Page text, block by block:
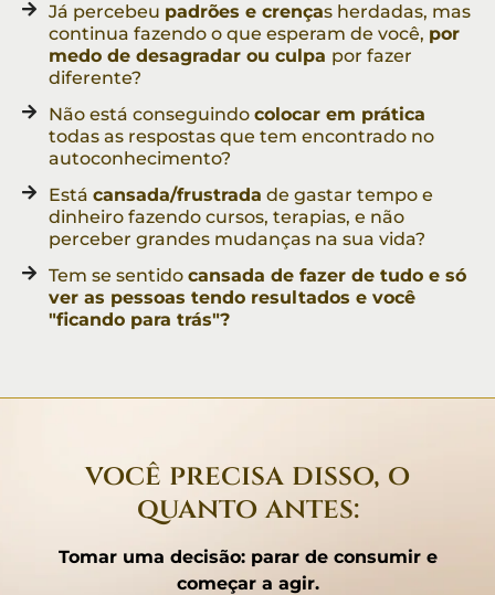
Já percebeu padrões e crenças herdadas, mas
continua fazendo o que esperam de você, por
medo de desagradar ou culpa por fazer
diferente?
Não está conseguindo colocar em prática
todas as respostas que tem encontrado no
autoconhecimento?
Está cansada/frustrada de gastar tempo e
dinheiro fazendo cursos, terapias, e não
perceber grandes mudanças na sua vida?
Tem se sentido cansada de fazer de tudo e só
ver as pessoas tendo resultados e você
"ficando para trás"?
você precisa disso, o
quanto antes:
Tomar uma decisão: parar de consumir e
começar a agir.